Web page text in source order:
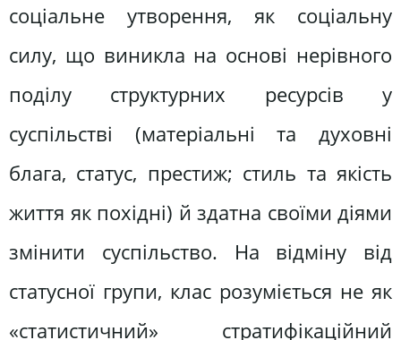
соціальне утворення, як соціальну
силу, що виникла на основі нерівного
поділу структурних ресурсів у
суспільстві (матеріальні та духовні
блага, статус, престиж; стиль та якість
життя як похідні) й здатна своїми діями
змінити суспільство. На відміну від
статусної групи, клас розуміється не як
«статистичний» стратифікаційний